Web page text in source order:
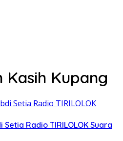
Kasih Kupang
Radio TIRILOLOK Suara